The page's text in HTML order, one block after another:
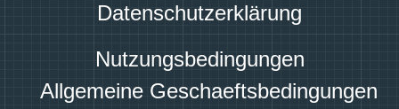
Datenschutzerklärung
Nutzungsbedingungen
Allgemeine Geschaeftsbedingungen